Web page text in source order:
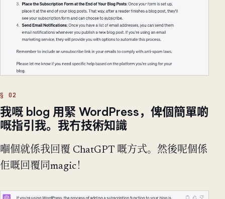
我嘅 blog 用緊 WordPress，俾個簡單啲
嘅指引我。我冇技術知識
嗰個就係我回覆 ChatGPT 嘅方式。然後呢個係
佢嘅回覆同magic！